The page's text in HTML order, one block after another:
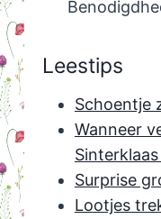
Leestips
Schoentje
Wanneer
Surprise
Lootjes